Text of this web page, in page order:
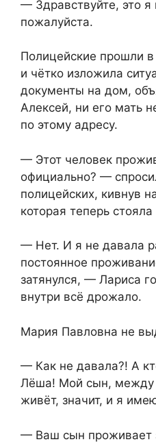
— Здравствуйте, это
пожалуйста.
Полицейские прошли
и чётко изложила
документы на дом,
Алексей, ни его мать
по этому адресу.
— Этот человек
официально? —
полицейских, кивнув
которая теперь
— Нет. И я не давала
постоянное
затянулся, — Лариса
внутри всё дрожало.
Мария Павловна не
— Как не давала?! А
Лёша! Мой сын, между
живёт, значит, и я
— Ваш сын проживает